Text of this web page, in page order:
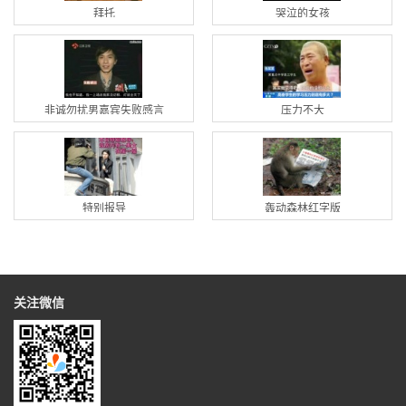
拜托 哭泣的女孩
非诚勿扰男嘉宾失败感言 压力不大
特别报导 轰动森林红字版
关注微信